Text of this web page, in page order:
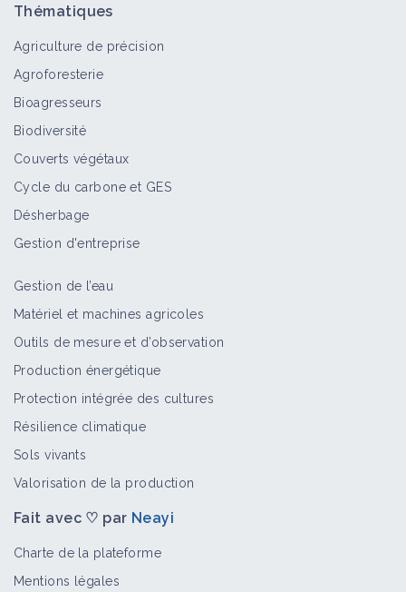
Thématiques
Agriculture de précision
Agroforesterie
Bioagresseurs
Biodiversité
Couverts végétaux
Cycle du carbone et GES
Désherbage
Gestion d'entreprise
Gestion de l’eau
Matériel et machines agricoles
Outils de mesure et d’observation
Production énergétique
Protection intégrée des cultures
Résilience climatique
Sols vivants
Valorisation de la production
Fait avec ♡ par Neayi
Charte de la plateforme
Mentions légales